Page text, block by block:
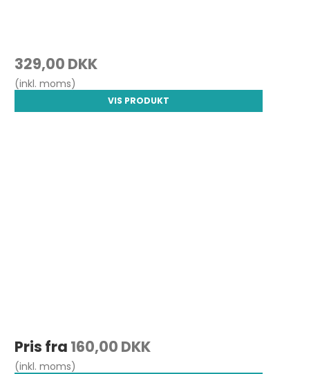
329,00 DKK
(inkl. moms)
VIS PRODUKT
Pris fra 160,00 DKK
(inkl. moms)